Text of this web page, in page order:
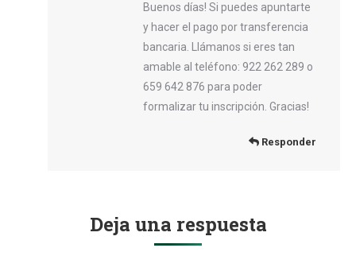
Buenos días! Si puedes apuntarte
y hacer el pago por transferencia
bancaria. Llámanos si eres tan
amable al teléfono: 922 262 289 o
659 642 876 para poder
formalizar tu inscripción. Gracias!
Responder
Deja una respuesta